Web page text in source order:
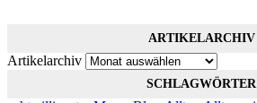
ARTIKELARCHIV
Artikelarchiv
SCHLAGWÖRTER